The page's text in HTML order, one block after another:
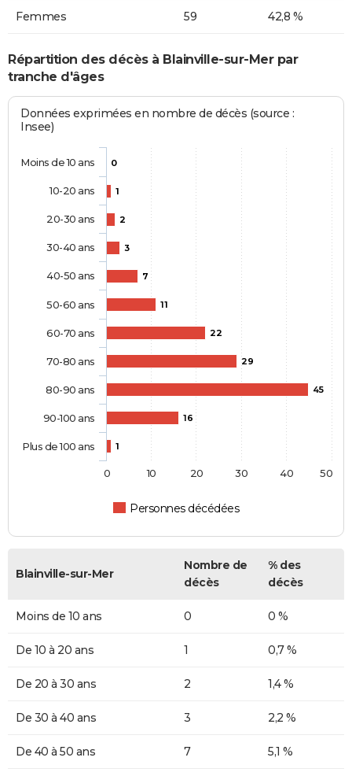
Femmes 59 42,8 %
Répartition des décès à Blainville-sur-Mer par
tranche d'âges
Données exprimées en nombre de décès (source :
Insee)
0
1
2
3
7
11
22
29
45
16
1
Personnes décédées
Moins de 10 ans
10-20 ans
20-30 ans
30-40 ans
40-50 ans
50-60 ans
60-70 ans
70-80 ans
80-90 ans
90-100 ans
Plus de 100 ans
0 10 20 30 40 50
Blainville-sur-Mer
Nombre de
décès
% des
décès
Moins de 10 ans 0 0 %
De 10 à 20 ans 1 0,7 %
De 20 à 30 ans 2 1,4 %
De 30 à 40 ans 3 2,2 %
De 40 à 50 ans 7 5,1 %